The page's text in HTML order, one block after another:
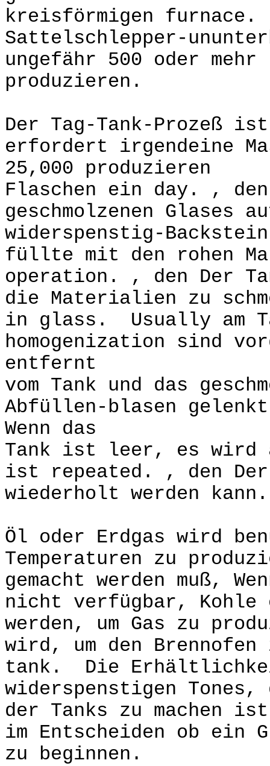
kreisförmigen
Sattelschlepper-
ungefähr 500 oder mehr
produzieren.
Der Tag-Tank-Prozeß
erfordert irgendeine
25,000 produzieren
Flaschen ein day. , den
geschmolzenen
widerspenstig-
füllte mit den rohen
operation. , den Der
die Materialien zu
in glass. Usually am
homogenization sind
entfernt
vom Tank und das
Abfüllen-blasen
Wenn das
Tank ist leer, es wird
ist repeated. , den Der
wiederholt werden kann.
Öl oder Erdgas wird
Temperaturen zu
gemacht werden muß,
nicht verfügbar, Kohle
werden, um Gas zu
wird, um den
tank. Die
widerspenstigen
der Tanks zu machen
im Entscheiden ob ein
zu beginnen.